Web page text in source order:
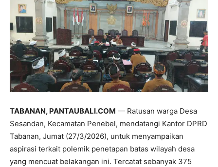
TABANAN, PANTAUBALI.COM — Ratusan warga Desa
Sesandan, Kecamatan Penebel, mendatangi Kantor DPRD
Tabanan, Jumat (27/3/2026), untuk menyampaikan
aspirasi terkait polemik penetapan batas wilayah desa
yang mencuat belakangan ini. Tercatat sebanyak 375